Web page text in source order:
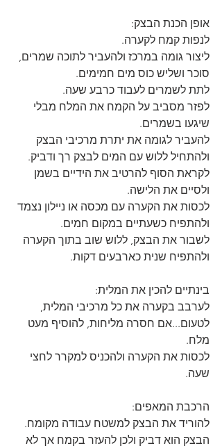
אופן הכנת הבצק:
לנפות קמח לקערה.
ליצור גומה במרכז ולהעביר לתוכה שמרים,
סוכר ושליש כוס מים חמימים.
לתת לשמרים לעבוד כרבע שעה.
לפזר מסביב על הקמח את המלח מבלי
שיגעו בשמרים.
להעביר לגומה את יתרת מרכיבי הבצק
ולהתחיל ללוש עם המים לבצק רך ודביק.
לקראת הסוף להרטיב את הידיים בשמן
ולסיים את הלישה.
לכסות את הקערה עם מכסה או ניילון נצמד
ולהתפיח כשעתיים במקום חמים.
לשבור את הבצק, ללוש שוב בתוך הקערה
ולהתפיח שנית כארבעים דקות.
בינתיים להכין את המלית:
לערבב בקערה את כל מרכיבי המלית,
לטעום...אם חסרה מליחות, להוסיף מעט
מלח.
לכסות את הקערה ולהכניס למקרר לחצי
שעה.
הרכבת המאפים:
להוריד את הבצק למשטח עבודה מקומח.
הבצק הוא דביק ולכן להעזר בקמח אך לא